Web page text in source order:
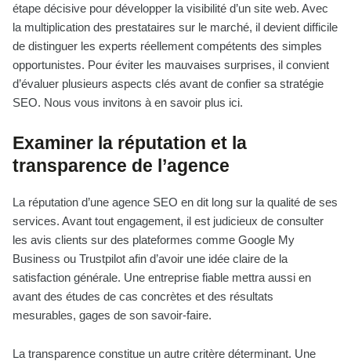
étape décisive pour développer la visibilité d’un site web. Avec
la multiplication des prestataires sur le marché, il devient difficile
de distinguer les experts réellement compétents des simples
opportunistes. Pour éviter les mauvaises surprises, il convient
d’évaluer plusieurs aspects clés avant de confier sa stratégie
SEO. Nous vous invitons à en savoir plus ici.
Examiner la réputation et la
transparence de l’agence
La réputation d’une agence SEO en dit long sur la qualité de ses
services. Avant tout engagement, il est judicieux de consulter
les avis clients sur des plateformes comme Google My
Business ou Trustpilot afin d’avoir une idée claire de la
satisfaction générale. Une entreprise fiable mettra aussi en
avant des études de cas concrètes et des résultats
mesurables, gages de son savoir-faire.
La transparence constitue un autre critère déterminant. Une